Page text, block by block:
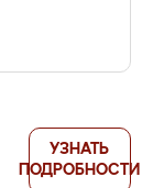
УЗНАТЬ
ПОДРОБНОСТИ